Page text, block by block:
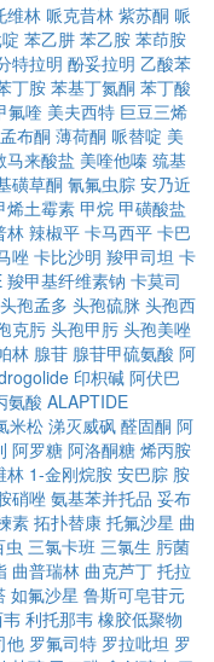
维林 哌克昔林 紫苏酮 哌
苯乙肼 苯乙胺 苯茚胺
特拉明 酚妥拉明 乙酸苯
丁胺 苯基丁氮酮 苯丁酸
氟喹 美夫西特 巨豆三烯
孟布酮 薄荷酮 哌替啶 美
马来酸盐 美喹他嗪 巯基
磺草酮 氰氟虫腙 安乃近
烯土霉素 甲烷 甲磺酸盐
林 辣椒平 卡马西平 卡巴
唑 卡比沙明 羧甲司坦 卡
羧甲基纤维素钠 卡莫司
头孢孟多 头孢硫脒 头孢西
克肟 头孢甲肟 头孢美唑
林 腺苷 腺苷甲硫氨酸 阿
印枳碱 阿伏巴
氨酸 ALAPTIDE
米松 涕灭威砜 醛固酮 阿
阿罗糖 阿洛酮糖 烯丙胺
林 1-金刚烷胺 安巴腙 胺
硝唑 氨基苯并托品 妥布
素 拓扑替康 托氟沙星 曲
虫 三氯卡班 三氯生 肟菌
曲普瑞林 曲克芦丁 托拉
如氟沙星 鲁斯可皂苷元
利托那韦 橡胶低聚物
他 罗氟司特 罗拉吡坦 罗